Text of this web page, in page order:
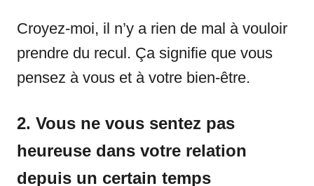
Croyez-moi, il n’y a rien de mal à vouloir
prendre du recul. Ça signifie que vous
pensez à vous et à votre bien-être.
2. Vous ne vous sentez pas
heureuse dans votre relation
depuis un certain temps